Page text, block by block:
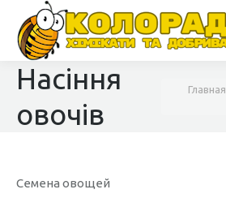
Насіння
овочів
Вы здесь:
Главная
Семена овощей